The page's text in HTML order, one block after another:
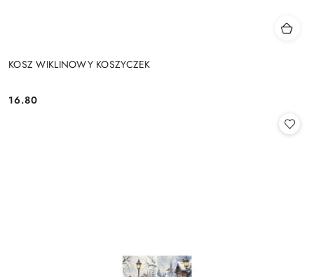
KOSZ WIKLINOWY KOSZYCZEK
Cena:
16.80